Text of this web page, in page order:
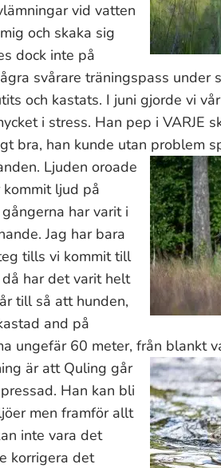
vid vatten
och skaka sig
dock inte på
svårare träningspass under
och kastats. I juni gjorde vi
i stress. Han pep i VARJE
bra, han kunde utan problem
Ljuden oroade
ljud på
har varit i
Jag har bara
tills vi kommit till
har det varit helt
till så att hunden,
and på
ungefär 60 meter, från blankt
är att Quling går
Han kan bli
men framför allt
inte vara det
korrigera det